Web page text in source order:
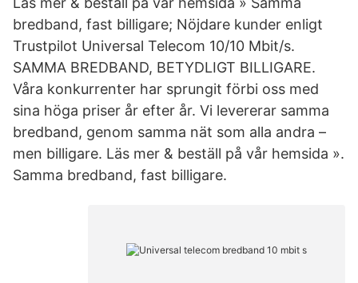
bredband, fast billigare; Nöjdare kunder enligt
Trustpilot Universal Telecom 10/10 Mbit/s.
SAMMA BREDBAND, BETYDLIGT BILLIGARE.
Våra konkurrenter har sprungit förbi oss med
sina höga priser år efter år. Vi levererar samma
bredband, genom samma nät som alla andra –
men billigare. Läs mer & beställ på vår hemsida ».
Samma bredband, fast billigare.